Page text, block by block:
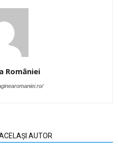
României
AUTOR